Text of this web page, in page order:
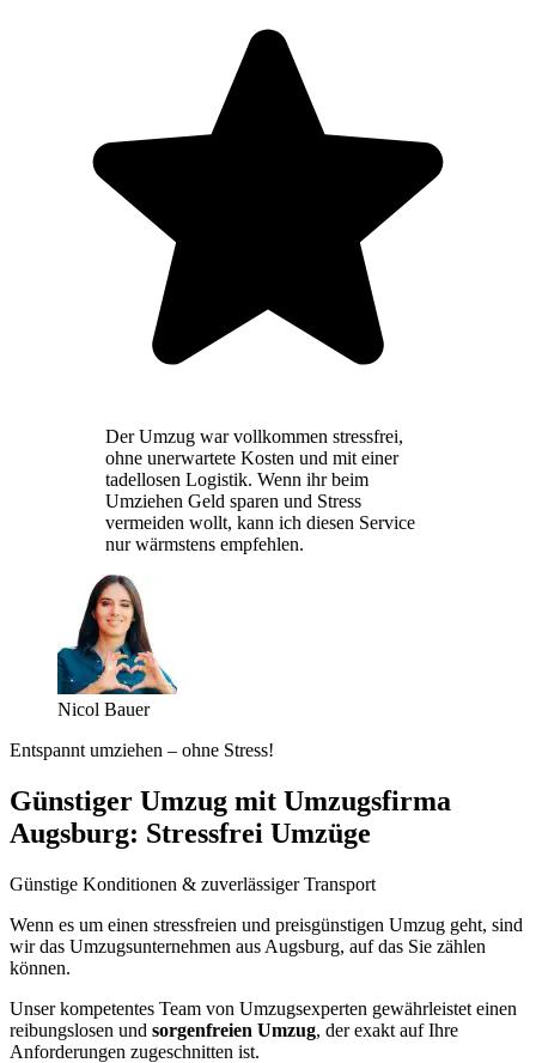
Der Umzug war vollkommen stressfrei,
ohne unerwartete Kosten und mit einer
tadellosen Logistik. Wenn ihr beim
Umziehen Geld sparen und Stress
vermeiden wollt, kann ich diesen Service
nur wärmstens empfehlen.
Nicol Bauer
Entspannt umziehen – ohne Stress!
Günstiger Umzug mit Umzugsfirma
Augsburg: Stressfrei Umzüge
Günstige Konditionen & zuverlässiger Transport
Wenn es um einen stressfreien und preisgünstigen Umzug geht, sind
wir das Umzugsunternehmen aus Augsburg, auf das Sie zählen
können.
Unser kompetentes Team von Umzugsexperten gewährleistet einen
reibungslosen und sorgenfreien Umzug, der exakt auf Ihre
Anforderungen zugeschnitten ist.